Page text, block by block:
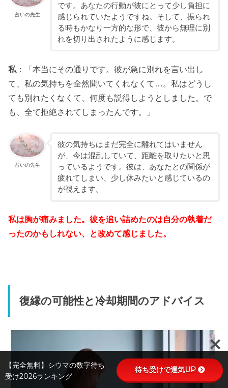
占いの先生
です。あなたの行動が彼にとって少し負担に
感じられていたようですね。そして、振られ
る時もかなり一方的な形で、彼から無理に別
れを切り出されたように感じます。
私 ：「本当にその通りです。彼が急に別れを言い出し
て、私の気持ちを全然聞いてくれなくて…。私はどうし
ても別れたくなくて、何度も説得しようとしました。で
も、全て拒絶されてしまったんです。」
占いの先生
彼の気持ちはまだ完全に離れてはいません
が、今は混乱していて、距離を取りたいと思
っているようです。彼は、あなたとの関係が
疲れてしまい、少し休みたいと感じているの
が視えます。
私は胸が痛みました。彼を追い詰めたのは自分の執着だ
ったのかもしれない、と改めて感じました。
復縁の可能性と冷却期間のアドバイス
【完全無料】シウマの数字待ち
受け2026ランキング
待ち受けで運気UP